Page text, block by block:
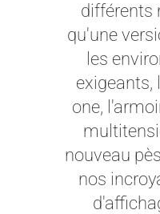
différents
qu'une
les
exigeants,
one,
nouveau
nos